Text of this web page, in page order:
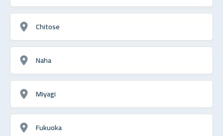
Chitose
Naha
Miyagi
Fukuoka